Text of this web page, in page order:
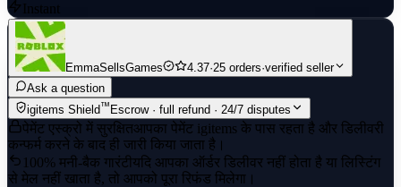
Instant
EmmaSellsGames 4.37·25 orders·verified seller
Ask a question
igitems Shield™ Escrow · full refund · 24/7 disputes
पेमेंट एस्क्रो में सुरक्षितआपका पेमेंट igitems के पास रहता है और डिलीवरी
कन्फर्म करने के बाद ही जारी किया जाता है।
100% मनी-बैक गारंटीयदि आपका ऑर्डर डिलीवर नहीं होता है या लिस्टिंग
से मेल नहीं खाता है, तो आपको पूरा रिफंड मिलेगा।